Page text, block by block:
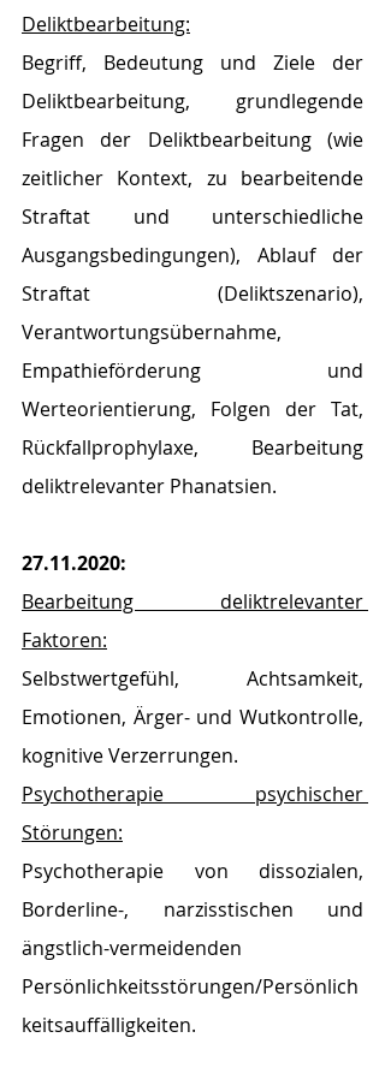
Deliktbearbeitung:
Begriff, Bedeutung und Ziele der
Deliktbearbeitung, grundlegende
Fragen der Deliktbearbeitung (wie
zeitlicher Kontext, zu bearbeitende
Straftat und unterschiedliche
Ausgangsbedingungen), Ablauf der
Straftat (Deliktszenario),
Verantwortungsübernahme,
Empathieförderung und
Werteorientierung, Folgen der Tat,
Rückfallprophylaxe, Bearbeitung
deliktrelevanter Phanatsien.
27.11.2020:
Bearbeitung deliktrelevanter
Faktoren:
Selbstwertgefühl, Achtsamkeit,
Emotionen, Ärger- und Wutkontrolle,
kognitive Verzerrungen.
Psychotherapie psychischer
Störungen:
Psychotherapie von dissozialen,
Borderline-, narzisstischen und
ängstlich-vermeidenden
Persönlichkeitsstörungen/Persönlich
keitsauffälligkeiten.